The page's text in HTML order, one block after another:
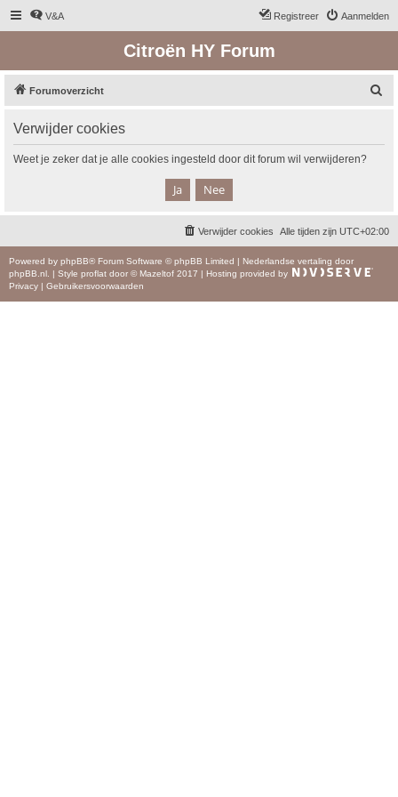
V&A Aanmelden
Registreer
Citroën HY Forum
Forumoverzicht
Verwijder cookies
Weet je zeker dat je alle cookies ingesteld door dit forum wil verwijderen?
Alle tijden zijn UTC+02:00
Verwijder cookies
Powered by phpBB® Forum Software © phpBB Limited | Nederlandse vertaling door
phpBB.nl
| Style proflat door © Mazeltof 2017 | Hosting provided by
Privacy
Gebruikersvoorwaarden